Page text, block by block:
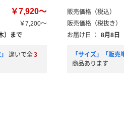
￥7,920～
￥7,200～
）まで
違いで全3
販売価格（税込）
販売価格（税抜き）
お届け日
： 8月8日
「サイズ」「販売
商品あります